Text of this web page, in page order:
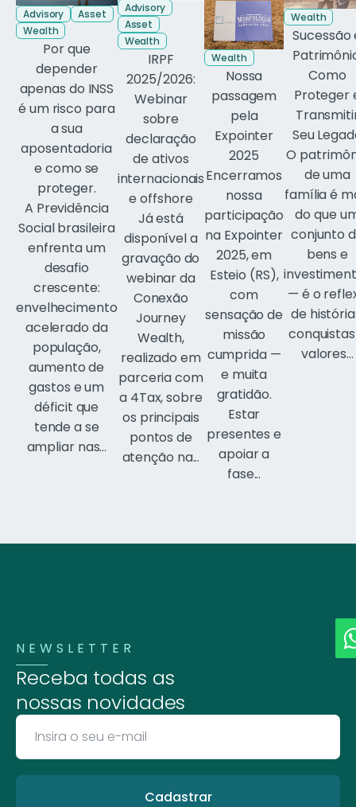
Advisory
Asset
Wealth
Por que
depender
apenas do INSS
é um risco para
a sua
aposentadoria
e como se
proteger.
A Previdência
Social brasileira
enfrenta um
desafio
crescente:
envelhecimento
acelerado da
população,
aumento de
gastos e um
déficit que
tende a se
ampliar nas...
Advisory
Asset
Wealth
IRPF
2025/2026:
Webinar
sobre
declaração
de ativos
internacionais
e offshore
Já está
disponível a
gravação do
webinar da
Conexão
Journey
Wealth,
realizado em
parceria com
a 4Tax, sobre
os principais
pontos de
atenção na...
Wealth
Nossa
passagem
pela
Expointer
2025
Encerramos
nossa
participação
na Expointer
2025, em
Esteio (RS),
com
sensação de
missão
cumprida —
e muita
gratidão.
Estar
presentes e
apoiar a
fase...
Wealth
Sucessão
Como
Proteger
Seu
O
de uma
família é
do que
conjunto
bens e
— é o
de
valores...
NEWSLETTER
Receba todas as
nossas novidades
Cadastrar